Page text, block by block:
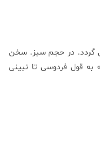
گردد. در حجم سبز. سخن
قول فردوسی تا نبینی